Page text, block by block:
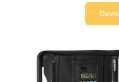
Devis